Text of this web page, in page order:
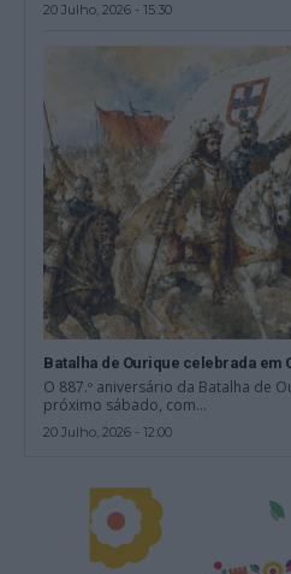
20 Julho, 2026 - 15:30
Batalha de Ourique celebrada em
O 887.º aniversário da Batalha de
próximo sábado, com...
20 Julho, 2026 - 12:00